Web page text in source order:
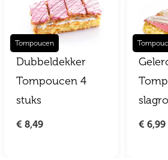
Tompoucen
Dubbeldekker
Tompoucen 4
stuks
€ 8,49 € 6,99